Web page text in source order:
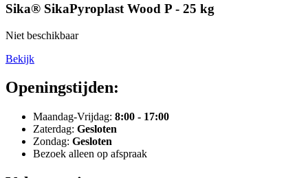
Sika® SikaPyroplast Wood P - 25 kg
Niet beschikbaar
Bekijk
Openingstijden:
Maandag-Vrijdag: 8:00 - 17:00
Zaterdag: Gesloten
Zondag: Gesloten
Bezoek alleen op afspraak